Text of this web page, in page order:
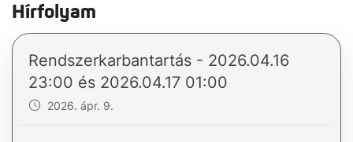
Hírfolyam
Rendszerkarbantartás - 2026.04.16
23:00 és 2026.04.17 01:00
2026. ápr. 9.